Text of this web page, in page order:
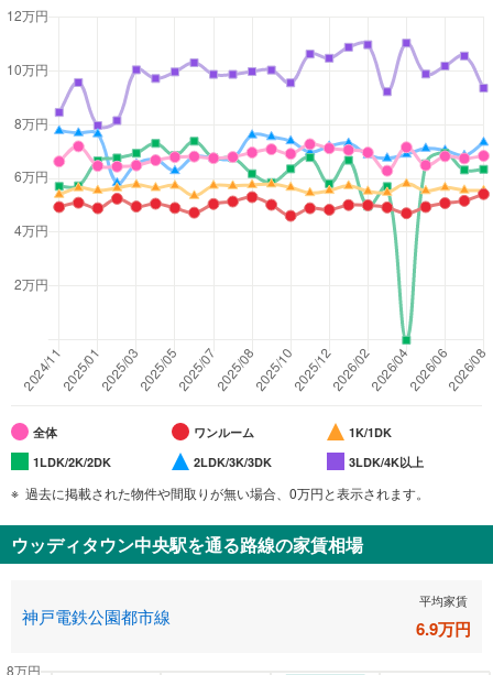
全体 ワンルーム
1K/1DK
1LDK/2K/2DK
2LDK/3K/3DK 3LDK/4K以上
過去に掲載された物件や間取りが無い場合、0万円と表示されます。
ウッディタウン中央駅を通る路線の家賃相場
神戸電鉄公園都市線
平均家賃
6.9万円